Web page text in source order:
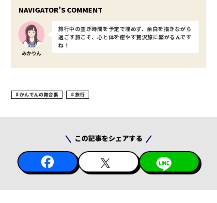
みかりん
旅行中の空き時間を予定で埋めず、余白を描きながら
過ごす旅こそ、心と体を癒やす贅沢旅に繋がるんです
ね！
かんでんの舞台裏 旅行
この記事をシェアする